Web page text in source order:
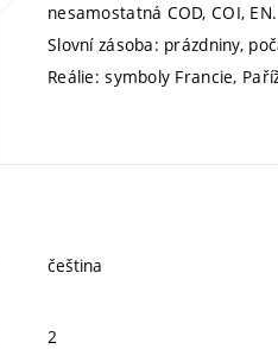
nesamostatná COD, COI, EN.
Slovní zásoba: prázdniny,
Reálie: symboly Francie,
čeština
2